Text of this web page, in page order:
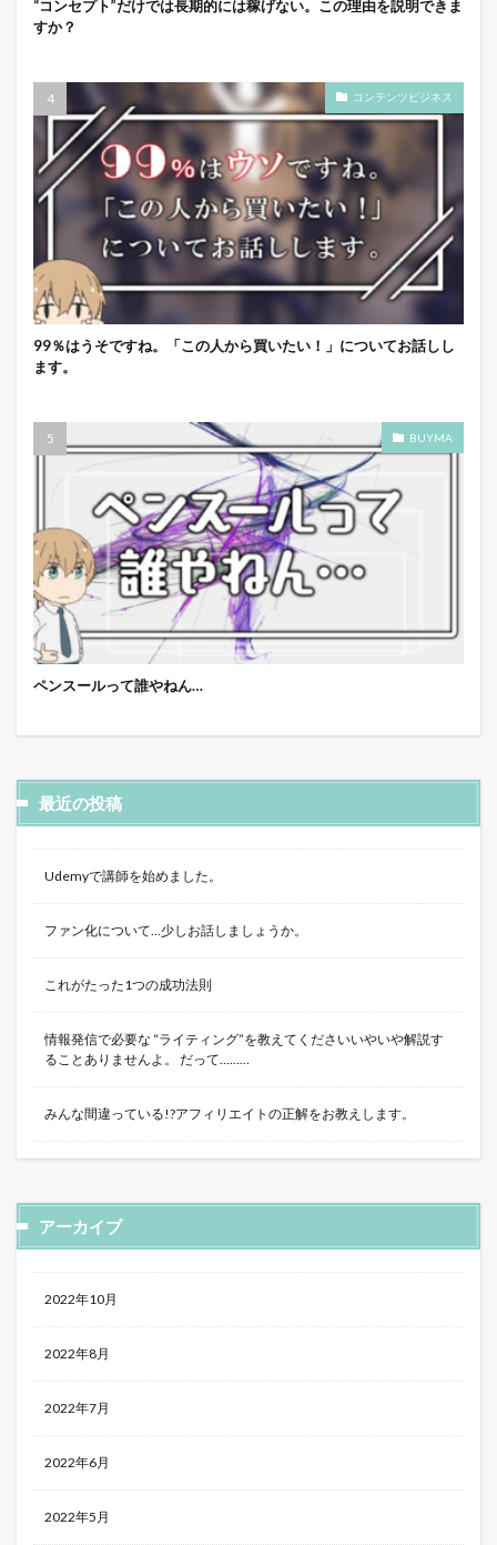
“コンセプト”だけでは長期的には稼げない。この理由を説明できま
すか？
コンテンツビジネス
99％はうそですね。「この人から買いたい！」についてお話しし
ます。
BUYMA
ペンスールって誰やねん…
最近の投稿
Udemyで講師を始めました。
ファン化について…少しお話しましょうか。
これがたった1つの成功法則
情報発信で必要な “ライティング”を教えてくださいいやいや解説す
ることありませんよ。 だって………
みんな間違っている!?アフィリエイトの正解をお教えします。
アーカイブ
2022年10月
2022年8月
2022年7月
2022年6月
2022年5月